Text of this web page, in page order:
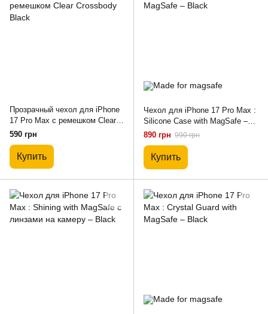
Прозрачный чехол для iPhone
17 Pro Max c ремешком Clear
Crossbody Black
590 грн
Купить
Чехол для iPhone 17 Pro Max :
Silicone Case with MagSafe –
Black
890 грн 990 грн
Купить